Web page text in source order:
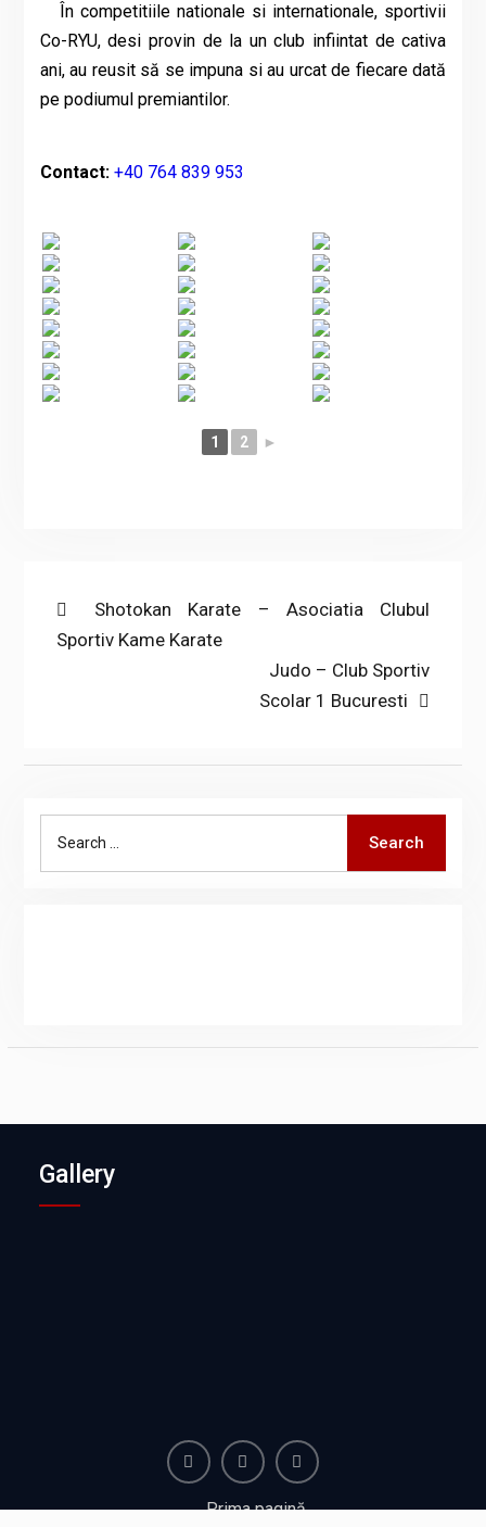
În competitiile nationale si internationale, sportivii
Co-RYU, desi provin de la un club infiintat de cativa
ani, au reusit să se impuna si au urcat de fiecare dată
pe podiumul premiantilor.
Contact: +40 764 839 953
1 2 ►
Post
navigation
Previous
post:
Shotokan Karate – Asociatia Clubul
Sportiv Kame Karate
Next
post:
Judo – Club Sportiv
Scolar 1 Bucuresti
Search
Gallery
Prima pagină